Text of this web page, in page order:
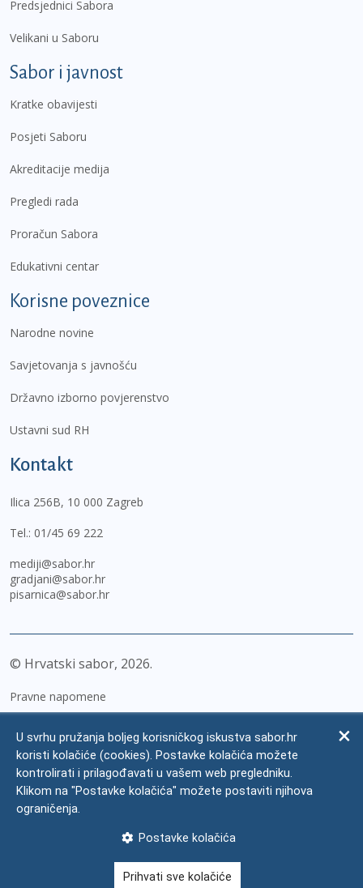
Predsjednici Sabora
Velikani u Saboru
Sabor i javnost
Kratke obavijesti
Posjeti Saboru
Akreditacije medija
Pregledi rada
Proračun Sabora
Edukativni centar
Korisne poveznice
Narodne novine
Savjetovanja s javnošću
Državno izborno povjerenstvo
Ustavni sud RH
Kontakt
Ilica 256B, 10 000 Zagreb
Tel.: 01/45 69 222
mediji@sabor.hr
gradjani@sabor.hr
pisarnica@sabor.hr
© Hrvatski sabor, 2026
Pravne napomene
Zaštita osobnih podataka
Impressum
Česta pitanja
U svrhu pružanja boljeg korisničkog iskustva sabor.hr
koristi kolačiće (cookies). Postavke kolačića možete
kontrolirati i prilagođavati u vašem web pregledniku.
Klikom na "Postavke kolačića" možete postaviti njihova
ograničenja.
Postavke kolačića
Prihvati sve kolačiće